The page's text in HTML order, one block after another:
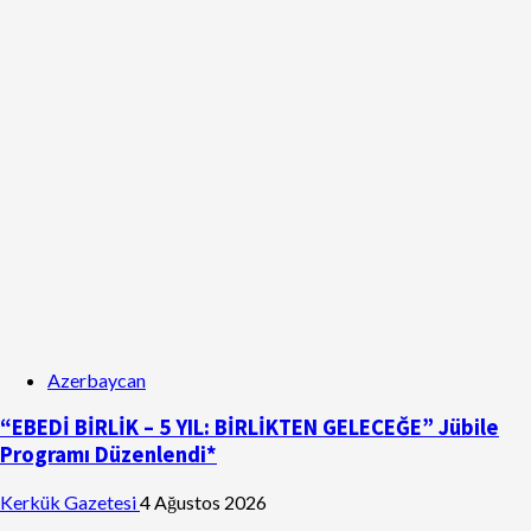
Azerbaycan
“EBEDİ BİRLİK – 5 YIL: BİRLİKTEN GELECEĞE” Jübile
Programı Düzenlendi*
Kerkük Gazetesi4 Ağustos 2026